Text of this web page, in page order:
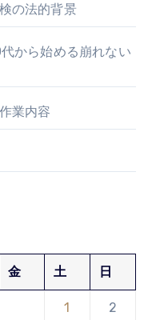
の法的背景
から始める崩れない
業内容
金 土 日
1 2